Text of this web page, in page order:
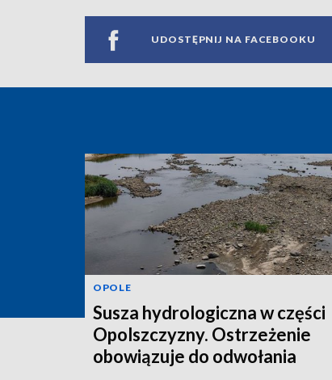
UDOSTĘPNIJ NA FACEBOOKU
OPOLE
Susza hydrologiczna w części
Opolszczyzny. Ostrzeżenie
obowiązuje do odwołania